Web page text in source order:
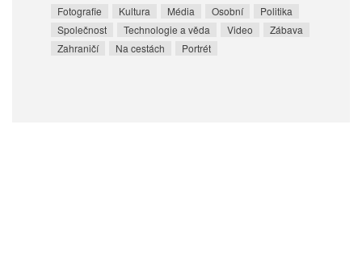
Fotografie
Kultura Média Osobní
Politika
Společnost
Technologie a věda Video
Zábava
Zahraničí
Na cestách Portrét